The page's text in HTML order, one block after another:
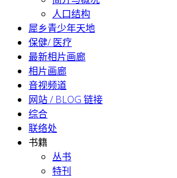
人口结构
犀乡青少年天地
保健/ 医疗
最新相片画廊
相片画廊
音视频道
网站 / BLOG 链接
综合
联络处
书籍
丛书
特刊